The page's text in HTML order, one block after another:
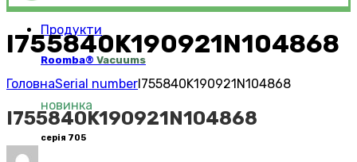
Продукти
Roomba® Vacuums
новинка
серія 705
I755840K190921N104868
ГоловнаSerial numberI755840K190921N104868
I755840K190921N104868